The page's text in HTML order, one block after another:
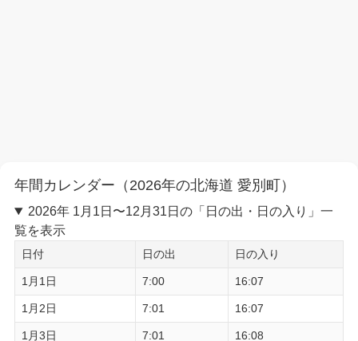
年間カレンダー（2026年の北海道 愛別町）
2026年 1月1日〜12月31日の「日の出・日の入り」一
覧を表示
日付 日の出 日の入り
1月1日 7:00 16:07
1月2日 7:01 16:07
1月3日 7:01 16:08